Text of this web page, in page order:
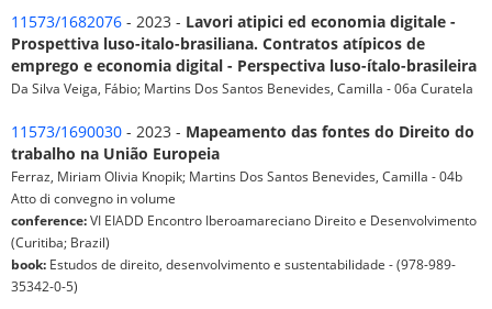
11573/1682076 - 2023 - Lavori atipici ed economia digitale -
Prospettiva luso-italo-brasiliana. Contratos atípicos de
emprego e economia digital - Perspectiva luso-ítalo-brasileira
Da Silva Veiga, Fábio; Martins Dos Santos Benevides, Camilla - 06a Curatela
11573/1690030 - 2023 - Mapeamento das fontes do Direito do
trabalho na União Europeia
Ferraz, Miriam Olivia Knopik; Martins Dos Santos Benevides, Camilla - 04b
Atto di convegno in volume
conference:VI EIADD Encontro Iberoamareciano Direito e Desenvolvimento
(Curitiba; Brazil)
book: Estudos de direito, desenvolvimento e sustentabilidade - (978-989-
35342-0-5)